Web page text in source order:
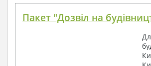
Пакет "Дозвіл на